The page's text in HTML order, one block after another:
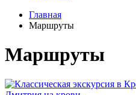
Главная
Маршруты
Маршруты